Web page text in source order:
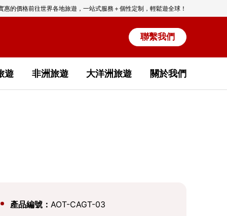
的價格前往世界各地旅遊，一站式服務＋個性定制，輕鬆遊全球！
聯繫我們
遊 非洲旅遊 大洋洲旅遊 關於我們
產品編號：AOT-CAGT-03